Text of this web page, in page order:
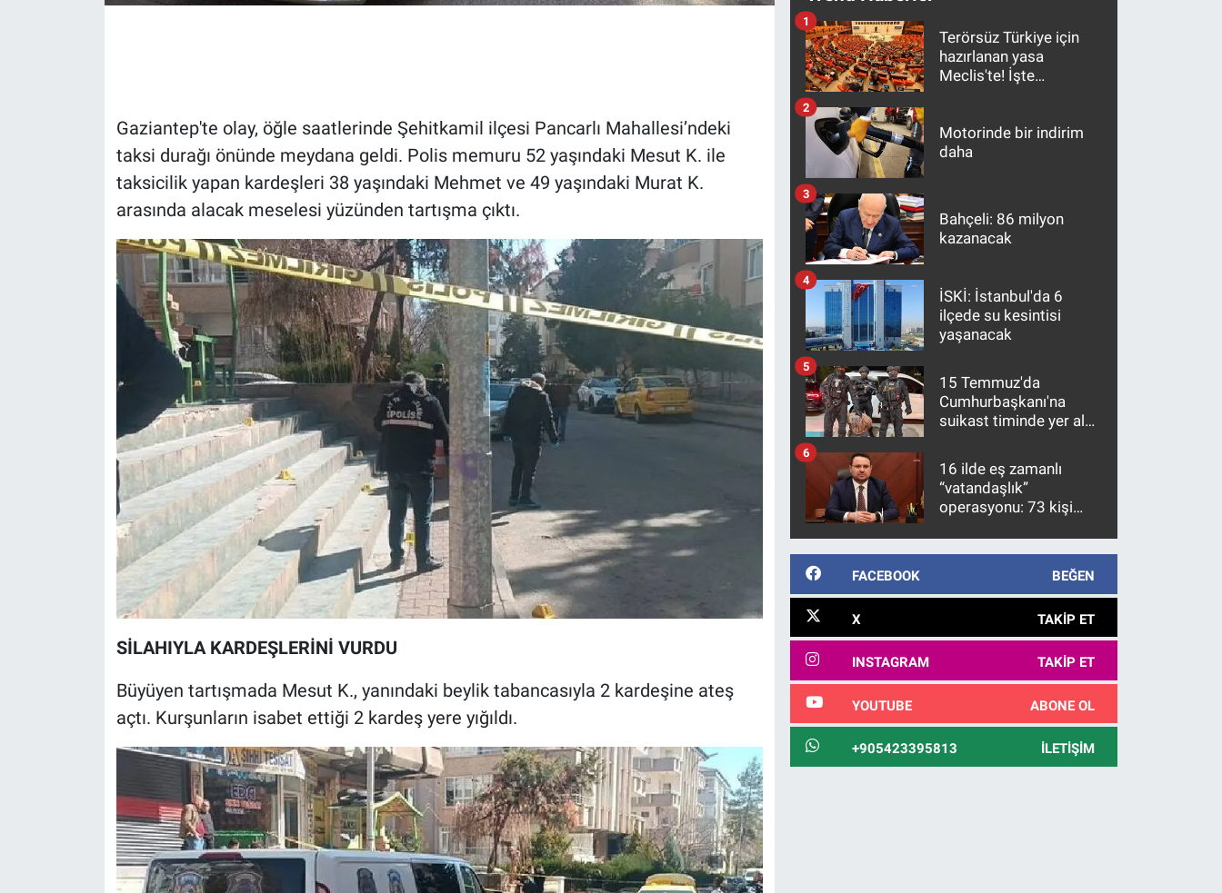
Gaziantep'te olay, öğle saatlerinde Şehitkamil ilçesi Pancarlı Mahallesi’ndeki
taksi durağı önünde meydana geldi. Polis memuru 52 yaşındaki Mesut K. ile
taksicilik yapan kardeşleri 38 yaşındaki Mehmet ve 49 yaşındaki Murat K.
arasında alacak meselesi yüzünden tartışma çıktı.
SİLAHIYLA KARDEŞLERİNİ VURDU
Büyüyen tartışmada Mesut K., yanındaki beylik tabancasıyla 2 kardeşine ateş
açtı. Kurşunların isabet ettiği 2 kardeş yere yığıldı.
Terörsüz Türkiye için
hazırlanan yasa
Meclis'te! İşte
1
Motorinde bir indirim
daha
2
Bahçeli: 86 milyon
kazanacak
3
İSKİ: İstanbul'da 6
ilçede su kesintisi
yaşanacak
4
15 Temmuz'da
Cumhurbaşkanı'na
suikast timinde yer alan
10 yıl sonra yakalandı
5
16 ilde eş zamanlı
“vatandaşlık”
operasyonu: 73 kişi
6
FACEBOOK BEĞEN
X TAKIP ET
INSTAGRAM TAKIP ET
YOUTUBE ABONE OL
+905423395813 İLETIŞIM
Koronavirüs
Kültür Sanat
Programlar
Teknoloji
Türkiye'nin Geleceği
Yerel Yaşam
Canlı Yayın